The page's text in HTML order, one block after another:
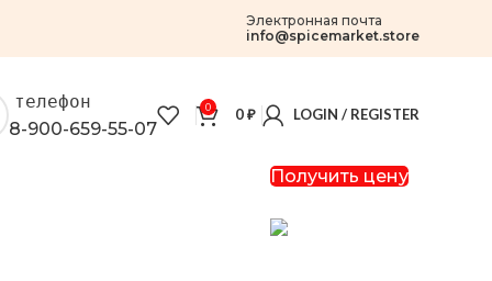
Электронная почта
info@spicemarket.store
телефон
8-900-659-55-07
0 0₽ LOGIN / REGISTER
Получить цену